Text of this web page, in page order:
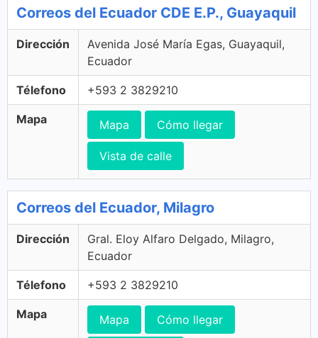
Correos del Ecuador CDE E.P., Guayaquil
Dirección
Avenida José María Egas, Guayaquil,
Ecuador
Télefono +593 2 3829210
Mapa Mapa Cómo llegar
Vista de calle
Correos del Ecuador, Milagro
Dirección
Gral. Eloy Alfaro Delgado, Milagro,
Ecuador
Télefono +593 2 3829210
Mapa Mapa Cómo llegar